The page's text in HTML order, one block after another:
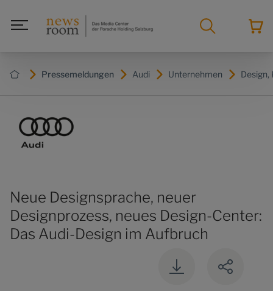
Pressemeldungen Audi Unternehmen Design,
Neue Designsprache, neuer
Designprozess, neues Design-Center:
Das Audi-Design im Aufbruch